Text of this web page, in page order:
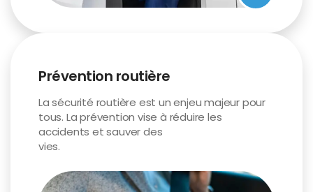
Prévention routière
La sécurité routière est un enjeu majeur pour
tous. La prévention vise à réduire les
accidents et sauver des
vies.